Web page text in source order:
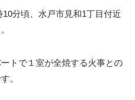
分頃、水戸市見和1丁目付近
トで１室が全焼する火事との
。